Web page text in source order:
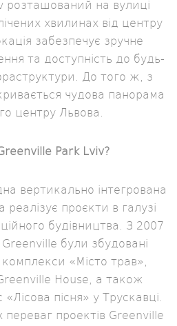
розташований на вулиці
хвилинах від центру
забезпечує зручне
та доступність до будь-
До того ж, з
чудова панорама
центру Львова.
Park Lviv?
вертикально інтегрована
реалізує проєкти в галузі
будівництва. З 2007
були збудовані
комплекси «Місто трав»,
House, а також
пісня» у Трускавці.
проектів Greenville